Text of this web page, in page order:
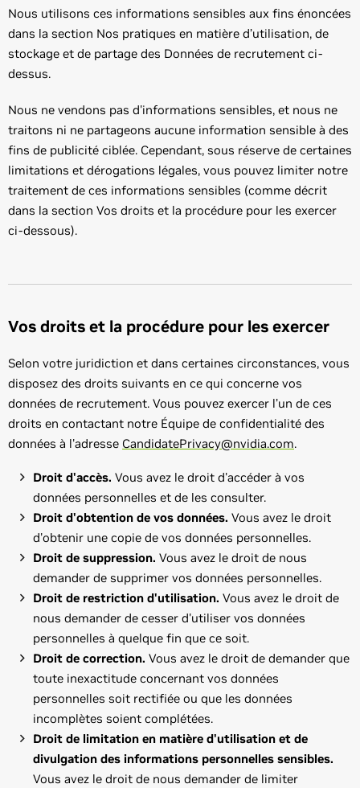
Nous utilisons ces informations sensibles aux fins énoncées
dans la section Nos pratiques en matière d’utilisation, de
stockage et de partage des Données de recrutement ci-
dessus.
Nous ne vendons pas d'informations sensibles, et nous ne
traitons ni ne partageons aucune information sensible à des
fins de publicité ciblée. Cependant, sous réserve de certaines
limitations et dérogations légales, vous pouvez limiter notre
traitement de ces informations sensibles (comme décrit
dans la section Vos droits et la procédure pour les exercer
ci-dessous).
Vos droits et la procédure pour les exercer
Selon votre juridiction et dans certaines circonstances, vous
disposez des droits suivants en ce qui concerne vos
données de recrutement. Vous pouvez exercer l’un de ces
droits en contactant notre Équipe de confidentialité des
données à l'adresse CandidatePrivacy@nvidia.com.
Droit d'accès. Vous avez le droit d'accéder à vos
données personnelles et de les consulter.
Droit d'obtention de vos données. Vous avez le droit
d'obtenir une copie de vos données personnelles.
Droit de suppression. Vous avez le droit de nous
demander de supprimer vos données personnelles.
Droit de restriction d'utilisation. Vous avez le droit de
nous demander de cesser d'utiliser vos données
personnelles à quelque fin que ce soit.
Droit de correction. Vous avez le droit de demander que
toute inexactitude concernant vos données
personnelles soit rectifiée ou que les données
incomplètes soient complétées.
Droit de limitation en matière d'utilisation et de
divulgation des informations personnelles sensibles.
Vous avez le droit de nous demander de limiter